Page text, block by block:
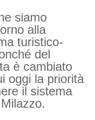
siamo
alla
turistico-
del
è cambiato
oggi la priorità
il sistema